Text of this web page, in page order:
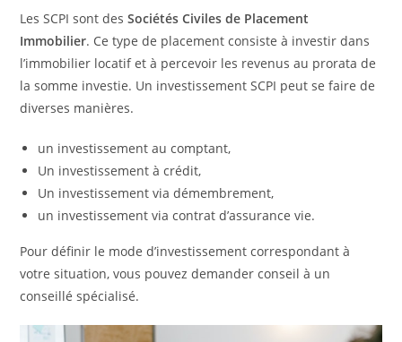
Les SCPI sont desSociétés Civiles de Placement
Immobilier. Ce type de placement consiste à investir dans
l’immobilier locatif et à percevoir les revenus au prorata de
la somme investie. Un investissement SCPI peut se faire de
diverses manières.
un investissement au comptant,
Un investissement à crédit,
Un investissement via démembrement,
un investissement via contrat d’assurance vie.
Pour définir le mode d’investissement correspondant à
votre situation, vous pouvez demander conseil à un
conseillé spécialisé.